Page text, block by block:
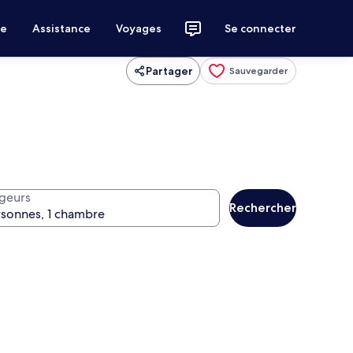
Assistance Voyages Se connecter
Partager Sauvegarder
Rechercher